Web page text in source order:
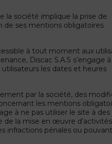
la société implique la prise de
de ses mentions obligatoires
à tout moment aux
Discac S.A.S s’engage à
les dates et heures
par la société, des
les mentions
à ne pas utiliser le site à
de la mise en œuvre d’activités
infractions pénales ou